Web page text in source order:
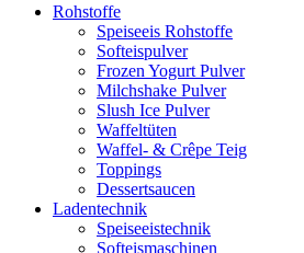
Rohstoffe
Speiseeis Rohstoffe
Softeispulver
Frozen Yogurt Pulver
Milchshake Pulver
Slush Ice Pulver
Waffeltüten
Waffel- & Crêpe Teig
Toppings
Dessertsaucen
Ladentechnik
Speiseeistechnik
Softeismaschinen